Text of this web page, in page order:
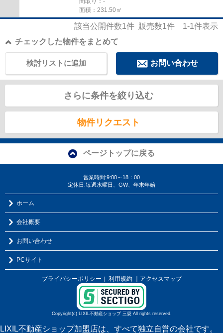
面積：231.50㎡
該当公開件数1件 販売数1件 1-1件表示
チェックした物件をまとめて
お問い合わせ
検討リストに追加
さらに条件を絞り込む
物件リクエスト
ページトップに戻る
営業時間:9:00～18：00
定休日:毎週水曜日、GW、年末年始
ホーム
会社概要
お問い合わせ
PCサイト
プライバシーポリシー 利用規約 ｜アクセスマップ
Copyright(c) LIXIL不動産ショップ 三愛 All rights reserved.
LIXIL不動産ショップ加盟店は、すべて独立自営の会社です。